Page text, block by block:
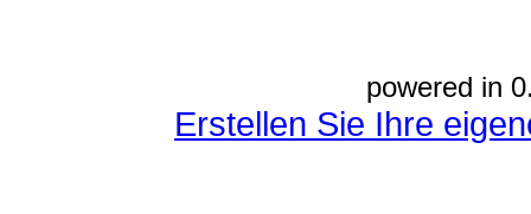
powered in
Erstellen Sie Ihre